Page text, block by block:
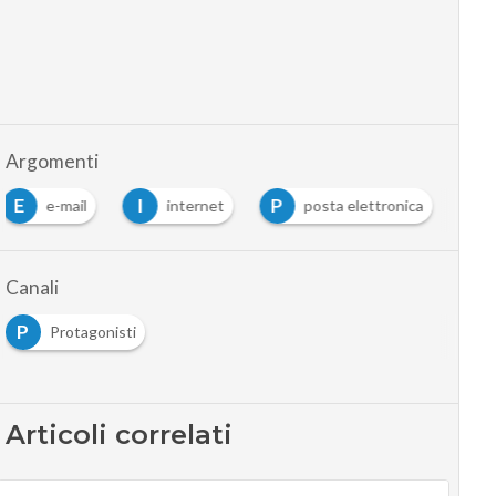
Argomenti
E
e-mail I internet P posta elettronica
Canali
P
Protagonisti
Articoli correlati